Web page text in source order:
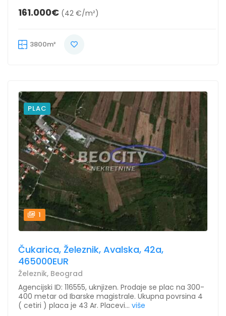
161.000€ (42 €/m²)
3800m²
PLAC
1
Čukarica, Železnik, Avalska, 42a,
465000EUR
Železnik, Beograd
Agencijski ID: 116555, uknjizen. Prodaje se plac na 300-
400 metar od Ibarske magistrale. Ukupna povrsina 4
( cetiri ) placa je 43 Ar. Placevi... više